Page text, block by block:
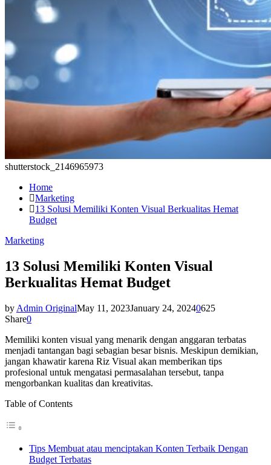
shutterstock_2146965973
Home
Marketing
13 Solusi Memiliki Konten Visual Berkualitas Hemat
Budget
Marketing
13 Solusi Memiliki Konten Visual
Berkualitas Hemat Budget
by Admin OriginalMay 11, 2023January 24, 20240625
Share0
Memiliki konten visual yang menarik dengan anggaran terbatas
menjadi tantangan bagi sebagian besar bisnis. Meskipun demikian,
jangan khawatir karena Riz Visual akan memberikan tips
profesional untuk mengatasi permasalahan tersebut, tanpa
mengorbankan kualitas dan kreativitas.
Table of Contents
Tips Membuat atau menciptakan Konten Terbaik Dengan
Budget Terbatas